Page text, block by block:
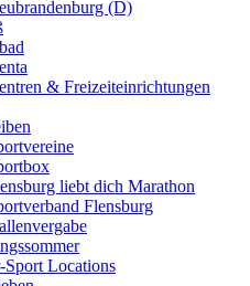
(D)
& Freizeiteinrichtungen
liebt dich Marathon
Flensburg
Sport Locations